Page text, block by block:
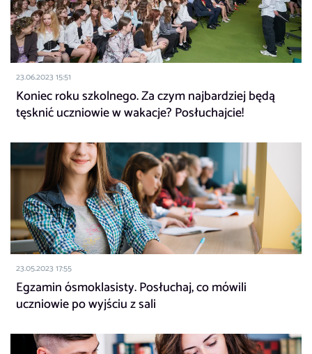
23.06.2023 15:51
Koniec roku szkolnego. Za czym najbardziej będą
tęsknić uczniowie w wakacje? Posłuchajcie!
23.05.2023 17:55
Egzamin ósmoklasisty. Posłuchaj, co mówili
uczniowie po wyjściu z sali